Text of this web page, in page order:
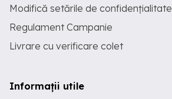
Modifică setările de confidențialitate
Regulament Campanie
Livrare cu verificare colet
Informații utile